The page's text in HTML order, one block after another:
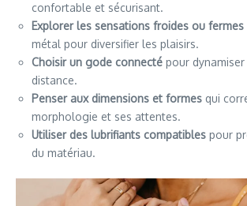
confortable et sécurisant.
Explorer les sensations froides ou fermes
métal pour diversifier les plaisirs.
Choisir un gode connecté pour
distance.
Penser aux dimensions et formes qui
morphologie et ses attentes.
Utiliser des lubrifiants compatibles pour
du matériau.